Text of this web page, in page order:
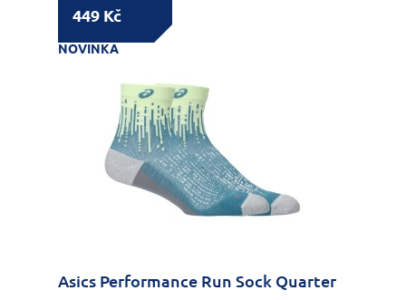
449 Kč
NOVINKA
Asics Performance Run Sock Quarter